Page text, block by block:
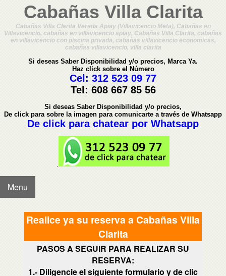
Cabañas Villa Clarita
Cabañas Villa Clarita Vereda Apiay (Villavicencio Meta), Cabañas en
Villavicencio, cabañas en villavicencio apiay, Cabañas Villa Clarita, cabañas
en villavicencio con piscina privada, cabañas villavicencio economicas,
cabañas villavicencio, villa clarita
Si deseas Saber Disponibilidad y/o precios, Marca Ya.
Haz click sobre el Número
Cel: 312 523 09 77
Tel: 608 667 85 56
Si deseas Saber Disponibilidad y/o precios,
De click para sobre la imagen para comunicarte a través de Whatsapp
De click para chatear por Whatsapp
Menu
Realice ya su reserva a Cabañas Villa
Clarita
PASOS A SEGUIR PARA REALIZAR SU
RESERVA:
1.- Diligencie el siguiente formulario y de clic